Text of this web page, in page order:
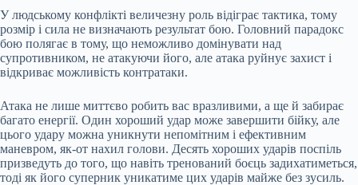
У людському конфлікті величезну роль відіграє тактика, тому
розмір і сила не визначають результат бою. Головний парадокс
бою полягає в тому, що неможливо домінувати над
супротивником, не атакуючи його, але атака руйнує захист і
відкриває можливість контратаки.
Атака не лише миттєво робить вас вразливими, а ще й забирає
багато енергії. Один хороший удар може завершити бійку, але
цього удару можна уникнути непомітним і ефективним
маневром, як-от нахил голови. Десять хороших ударів поспіль
призведуть до того, що навіть тренований боєць задихатиметься,
тоді як його суперник уникатиме цих ударів майже без зусиль.